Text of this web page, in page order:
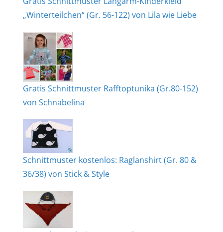
„Winterteilchen“ (Gr. 56-122) von Lila wie Liebe
Gratis Schnittmuster Rafftoptunika (Gr.80-152)
von Schnabelina
Schnittmuster kostenlos: Raglanshirt (Gr. 80 &
36/38) von Stick & Style